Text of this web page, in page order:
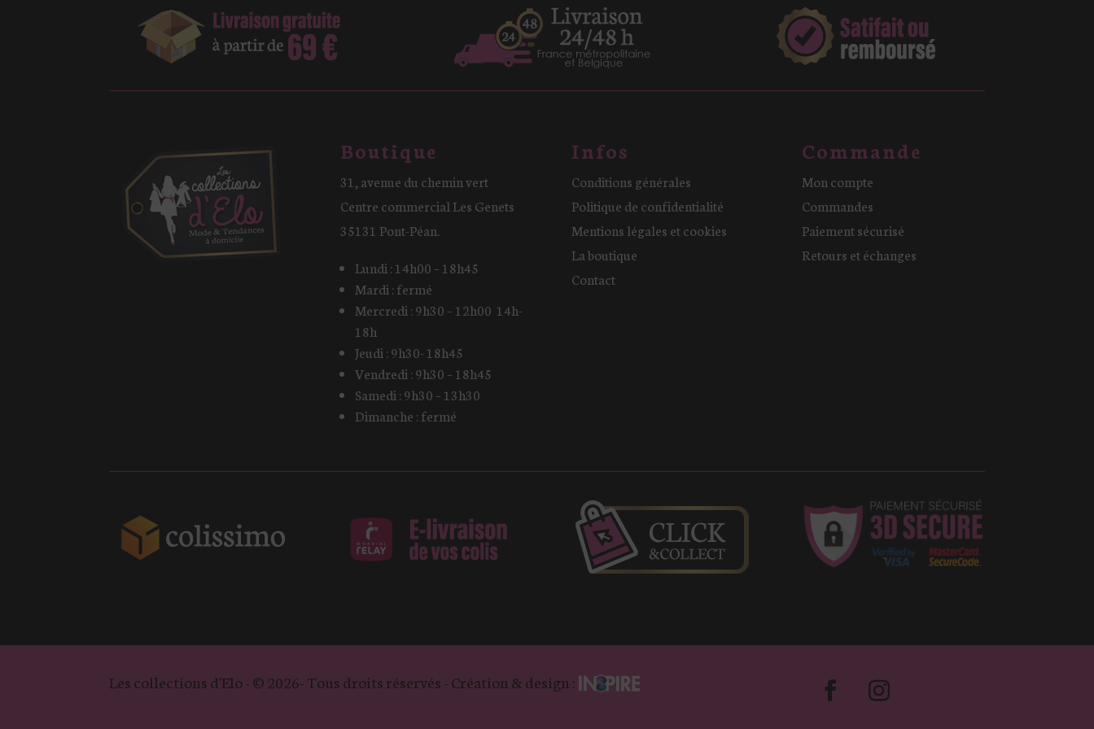
Boutique
31, avenue du chemin vert
Centre commercial Les Genets
35131 Pont-Péan.
Lundi : 14h00 – 18h45
Mardi : fermé
Mercredi : 9h30 – 12h00 14h-
18h
Jeudi : 9h30- 18h45
Vendredi : 9h30 – 18h45
Samedi : 9h30 – 13h30
Dimanche : fermé
Infos
Conditions générales
Politique de confidentialité
Mentions légales et cookies
La boutique
Contact
Commande
Mon compte
Commandes
Paiement sécurisé
Retours et échanges
Les collections d'Elo - © 2026- Tous droits réservés - Création & design :